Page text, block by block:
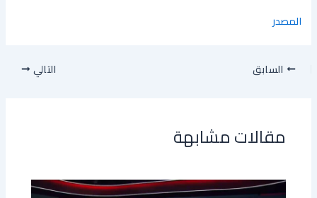
المصدر
السابق التالي
مقالات مشابهة